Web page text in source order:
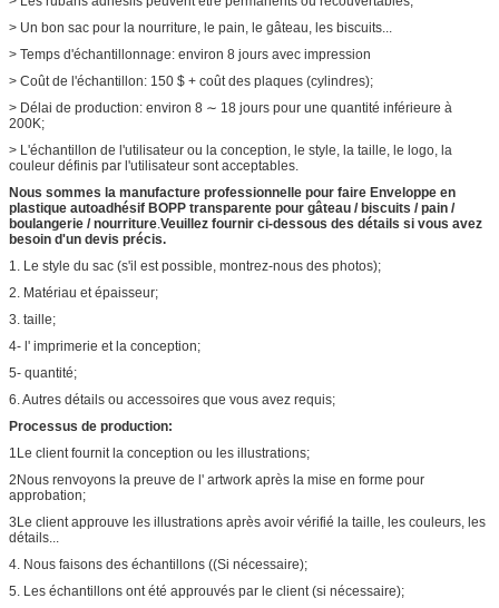
> Un bon sac pour la nourriture, le pain, le gâteau, les biscuits...
> Temps d'échantillonnage: environ 8 jours avec impression
> Coût de l'échantillon: 150 $ + coût des plaques (cylindres);
> Délai de production: environ 8 ∼ 18 jours pour une quantité inférieure à
200K;
> L'échantillon de l'utilisateur ou la conception, le style, la taille, le logo, la
couleur définis par l'utilisateur sont acceptables.
Nous sommes la manufacture professionnelle pour faire Enveloppe en
plastique autoadhésif BOPP transparente pour gâteau / biscuits / pain /
boulangerie / nourriture.Veuillez fournir ci-dessous des détails si vous avez
besoin d'un devis précis.
1. Le style du sac (s'il est possible, montrez-nous des photos);
2. Matériau et épaisseur;
3. taille;
4- l' imprimerie et la conception;
5- quantité;
6. Autres détails ou accessoires que vous avez requis;
Processus de production:
1Le client fournit la conception ou les illustrations;
2Nous renvoyons la preuve de l' artwork après la mise en forme pour
approbation;
3Le client approuve les illustrations après avoir vérifié la taille, les couleurs, les
détails...
4. Nous faisons des échantillons ((Si nécessaire);
5. Les échantillons ont été approuvés par le client (si nécessaire);